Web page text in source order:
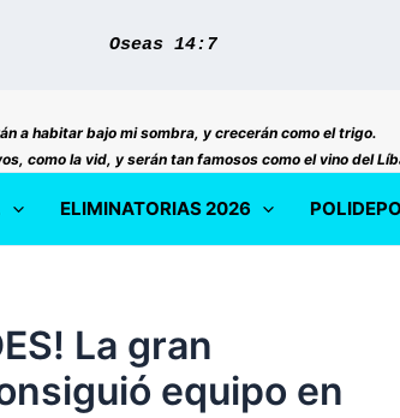
Oseas 14:7
a habitar bajo mi sombra, y crecerán como el trigo.
como la vid, y serán tan famosos como el vino del
ELIMINATORIAS 2026
La gran
equipo en